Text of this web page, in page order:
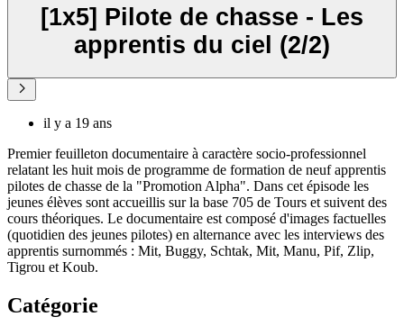
[1x5] Pilote de chasse - Les
apprentis du ciel (2/2)
il y a 19 ans
Premier feuilleton documentaire à caractère socio-professionnel
relatant les huit mois de programme de formation de neuf apprentis
pilotes de chasse de la "Promotion Alpha". Dans cet épisode les
jeunes élèves sont accueillis sur la base 705 de Tours et suivent des
cours théoriques. Le documentaire est composé d'images factuelles
(quotidien des jeunes pilotes) en alternance avec les interviews des
apprentis surnommés : Mit, Buggy, Schtak, Mit, Manu, Pif, Zlip,
Tigrou et Koub.
Catégorie